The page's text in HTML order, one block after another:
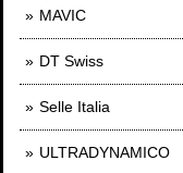
MAVIC
DT Swiss
Selle Italia
ULTRADYNAMICO